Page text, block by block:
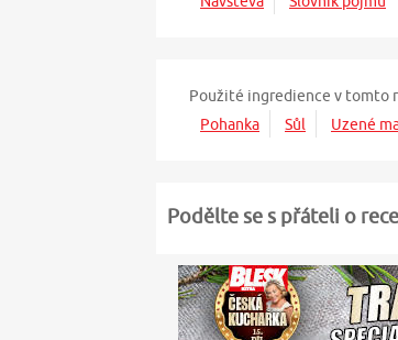
Použité ingredience v tomto
Pohanka
Sůl Uzené
Podělte se s přáteli o